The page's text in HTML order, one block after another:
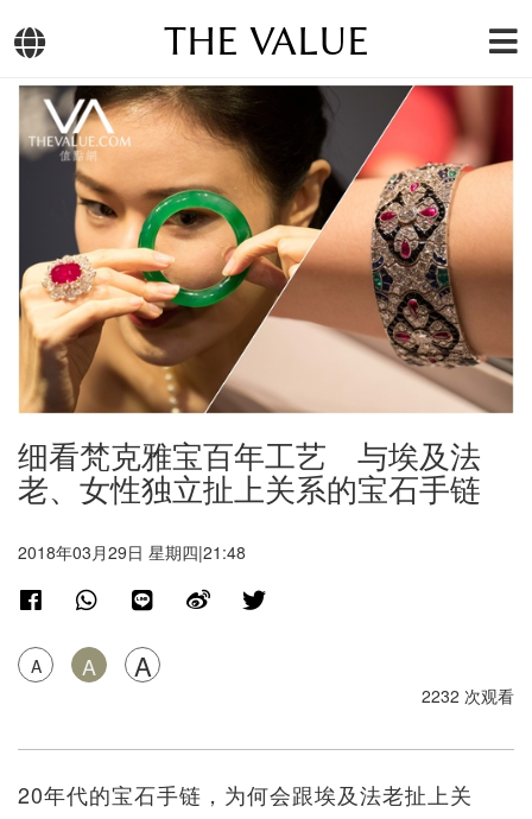
THE VALUE
细看梵克雅宝百年工艺 与埃及法
老、女性独立扯上关系的宝石手链
2018年03月29日 星期四|21:48
A A A
2232 次观看
20年代的宝石手链，为何会跟埃及法老扯上关